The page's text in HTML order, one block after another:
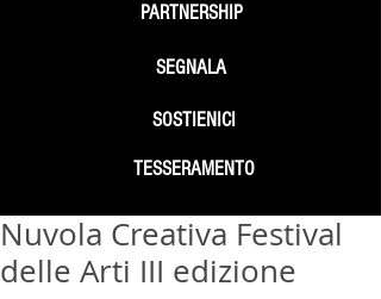
SEGNALA
SOSTIENICI
PARTNERSHIP
TESSERAMENTO
Nuvola Creativa Festival
delle Arti III edizione